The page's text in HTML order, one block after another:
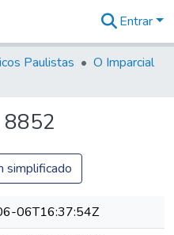
Entrar
Paulistas
O Imparcial
8852
simplificado
06T16:37:54Z